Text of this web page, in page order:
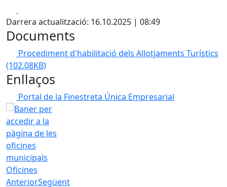
Darrera actualització: 16.10.2025 | 08:49
Documents
Procediment d'habilitació dels Allotjaments Turístics
(102.08KB)
Enllaços
Portal de la Finestreta Única Empresarial
Oficines
AnteriorSegüent